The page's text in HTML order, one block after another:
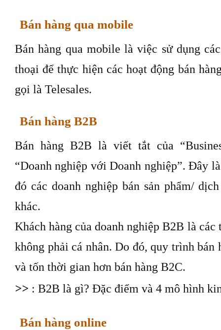
Bán hàng qua mobile
Bán hàng qua mobile là việc sử dụng
thoại để thực hiện các hoạt động bán
gọi là Telesales.
Bán hàng B2B
Bán hàng B2B là viết tắt của
“Doanh nghiệp với Doanh nghiệp”. Đây
đó các doanh nghiệp bán sản phẩm/
khác.
Khách hàng của doanh nghiệp B2B là
không phải cá nhân. Do đó, quy trình bán
và tốn thời gian hơn bán hàng B2C.
>> : B2B là gì? Đặc điểm và 4 mô hình
Bán hàng online